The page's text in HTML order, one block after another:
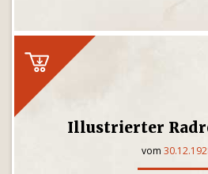
Illustrierter
vom